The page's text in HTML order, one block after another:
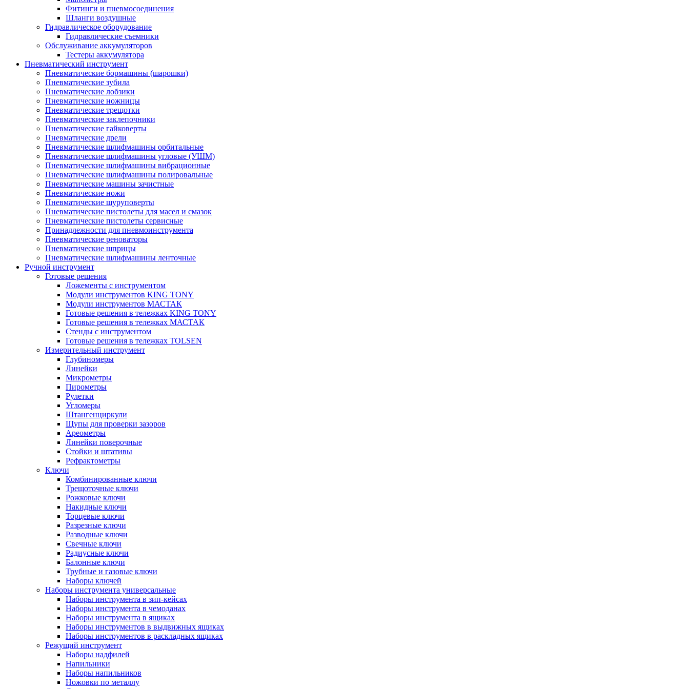
Фитинги и пневмосоединения
Шланги воздушные
Гидравлическое оборудование
Гидравлические съемники
Обслуживание аккумуляторов
Тестеры аккумулятора
Пневматический инструмент
Пневматические бормашины (шарошки)
Пневматические зубила
Пневматические лобзики
Пневматические ножницы
Пневматические трещотки
Пневматические заклепочники
Пневматические гайковерты
Пневматические дрели
Пневматические шлифмашины орбитальные
Пневматические шлифмашины угловые (УШМ)
Пневматические шлифмашины вибрационные
Пневматические шлифмашины полировальные
Пневматические машины зачистные
Пневматические ножи
Пневматические шуруповерты
Пневматические пистолеты для масел и смазок
Пневматические пистолеты сервисные
Принадлежности для пневмоинструмента
Пневматические реноваторы
Пневматические шприцы
Пневматические шлифмашины ленточные
Ручной инструмент
Готовые решения
Ложементы с инструментом
Модули инструментов KING TONY
Модули инструментов МАСТАК
Готовые решения в тележках KING TONY
Готовые решения в тележках МАСТАК
Стенды с инструментом
Готовые решения в тележках TOLSEN
Измерительный инструмент
Глубиномеры
Линейки
Микрометры
Пирометры
Рулетки
Угломеры
Штангенциркули
Щупы для проверки зазоров
Ареометры
Линейки поверочные
Стойки и штативы
Рефрактометры
Ключи
Комбинированные ключи
Трещоточные ключи
Рожковые ключи
Накидные ключи
Торцевые ключи
Разрезные ключи
Разводные ключи
Свечные ключи
Радиусные ключи
Балонные ключи
Трубные и газовые ключи
Наборы ключей
Наборы инструмента универсальные
Наборы инструмента в зип-кейсах
Наборы инструмента в чемоданах
Наборы инструмента в ящиках
Наборы инструментов в выдвижных ящиках
Наборы инструментов в раскладных ящиках
Режущий инструмент
Наборы надфилей
Напильники
Наборы напильников
Ножовки по металлу